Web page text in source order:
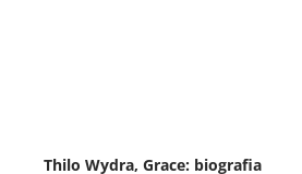
Thilo Wydra, Grace: biografia